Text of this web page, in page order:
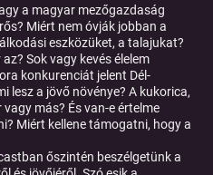
a magyar mezőgazdaság
Miért nem óvják jobban a
eszközüket, a talajukat?
Sok vagy kevés élelem
konkurenciát jelent Dél-
lesz a jövő növénye? A kukorica,
más? És van-e értelme
Miért kellene támogatni, hogy a
őszintén beszélgetünk a